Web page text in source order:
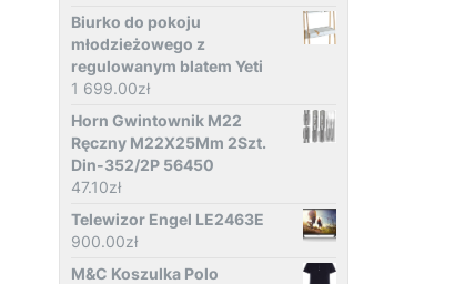
Biurko do pokoju
młodzieżowego z
regulowanym blatem Yeti
1 699.00zł
Horn Gwintownik M22
Ręczny M22X25Mm 2Szt.
Din-352/2P 56450
47.10zł
Telewizor Engel LE2463E
900.00zł
M&C Koszulka Polo